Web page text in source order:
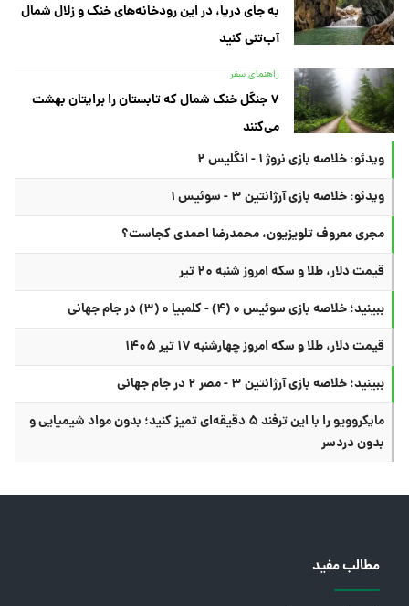
به جای دریا، در این رودخانه‌های خنک و زلال شمال
آب‌تنی کنید
راهنمای سفر
۷ جنگل خنک شمال که تابستان را برایتان بهشت
می‌کنند
ویدئو: خلاصه بازی نروژ ۱ - انگلیس ۲
ویدئو: خلاصه بازی آرژانتین ۳ - سوئیس ۱
مجری معروف تلویزیون، محمدرضا احمدی کجاست؟
قیمت دلار، طلا و سکه امروز شنبه ۲۰ تیر
ببینید؛ خلاصه بازی سوئیس ۰ (۴) - کلمبیا ۰ (۳) در جام جهانی
قیمت دلار، طلا و سکه امروز چهارشنبه ۱۷ تیر ۱۴۰۵
ببینید؛ خلاصه بازی آرژانتین ۳ - مصر ۲ در جام جهانی
مایکروویو را با این ترفند ۵ دقیقه‌ای تمیز کنید؛ بدون مواد شیمیایی و
بدون دردسر
مطالب مفید